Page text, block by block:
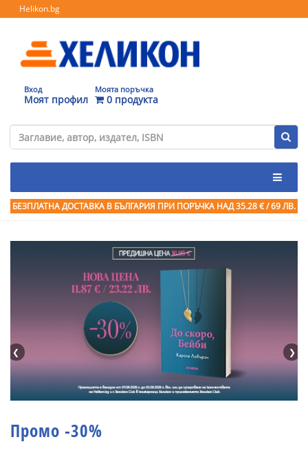
Helikon.bg
Вход
Моят профил
Моята поръчка
0 продукта
БЕЗПЛАТНА ДОСТАВКА В БЪЛГАРИЯ ПРИ ПОРЪЧКА НАД 35.28 € / 69 ЛВ.
❮ ❯
Промо -30%